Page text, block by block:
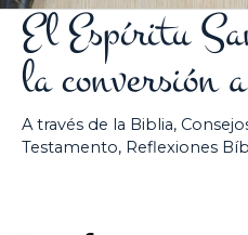
El Espíritu
la conversión
A través de la Biblia,
Testamento, Reflexiones